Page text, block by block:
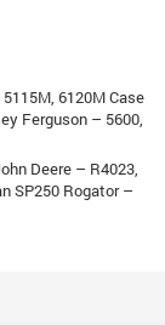
6120M Case
Ferguson – 5600,
Deere – R4023,
SP250 Rogator –